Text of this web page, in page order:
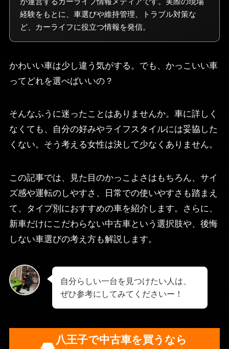
経験をもとに、車選びや維持管理、トラブル対策な
ど、カーライフに役立つ情報を発信。
かわいい車は少し違う気がする。でも、かっこいい車
ってどれを選べばいいの？
そんなふうに迷ったことはありませんか。車に詳しく
なくても、自分の好みやライフスタイルには妥協した
くない。そう考える女性は決して少なくありません。
この記事では、見た目のかっこよさはもちろん、サイ
ズ感や運転のしやすさ、日常での使いやすさも踏まえ
て、タイプ別におすすめの車を紹介します。さらに、
新車だけにこだわらない中古車という選択肢や、後悔
しない車選びの考え方も解説します。
自分らしい一台を見つけたい人は、
ぜひ参考にしてみてくださいー！
八王子で中古車を買うなら